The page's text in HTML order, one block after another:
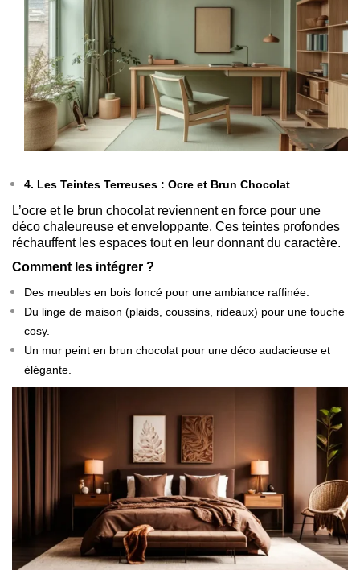
4. Les Teintes Terreuses : Ocre et Brun Chocolat
L’ocre et le brun chocolat reviennent en force pour une
déco chaleureuse et enveloppante. Ces teintes profondes
réchauffent les espaces tout en leur donnant du caractère.
Comment les intégrer ?
Des meubles en bois foncé pour une ambiance raffinée.
Du linge de maison (plaids, coussins, rideaux) pour une touche
cosy.
Un mur peint en brun chocolat pour une déco audacieuse et
élégante.